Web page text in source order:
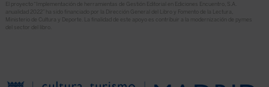
El proyecto “Implementación de herramientas de Gestión Editorial en Ediciones Encuentro, S.A.
anualidad 2022” ha sido financiado por la Dirección General del Libro y Fomento de la Lectura,
Ministerio de Cultura y Deporte. La finalidad de este apoyo es contribuir a la modernización de pymes
del sector del libro.